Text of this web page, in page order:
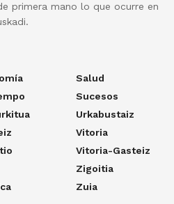
primera mano lo que ocurre en
Salud
Sucesos
Urkabustaiz
Vitoria
Vitoria-Gasteiz
Zigoitia
Zuia